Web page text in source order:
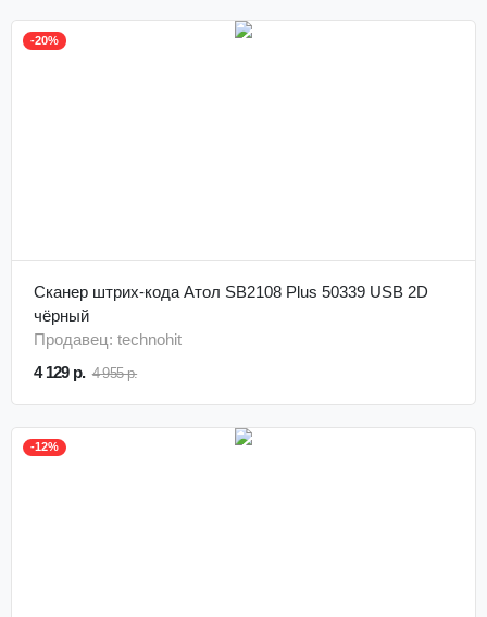
-20%
Сканер штрих-кода Атол SB2108 Plus 50339 USB 2D
чёрный
Продавец: technohit
4 129 р. 4 955 р.
-12%